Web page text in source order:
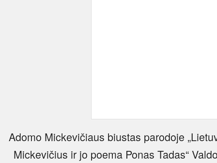
Adomo Mickevičiaus biustas parodoje
Mickevičius ir jo poema Ponas Tadas“